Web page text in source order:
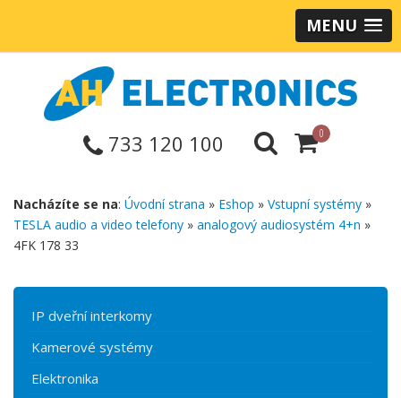
MENU
733 120 100 0
Nacházíte se na: Úvodní strana » Eshop » Vstupní systémy »
TESLA audio a video telefony » analogový audiosystém 4+n »
4FK 178 33
IP dveřní interkomy
Kamerové systémy
Elektronika